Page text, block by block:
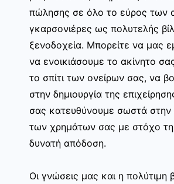
πώλησης σε όλο το εύρος των
γκαρσονιέρες ως πολυτελής
ξενοδοχεία. Μπορείτε να μας
να ενοικιάσουμε το ακίνητο
το σπίτι των ονείρων σας, να
στην δημιουργία της
σας κατευθύνουμε σωστά στην
των χρημάτων σας με στόχο
δυνατή απόδοση.
Οι γνώσεις μας και η πολύτιμη